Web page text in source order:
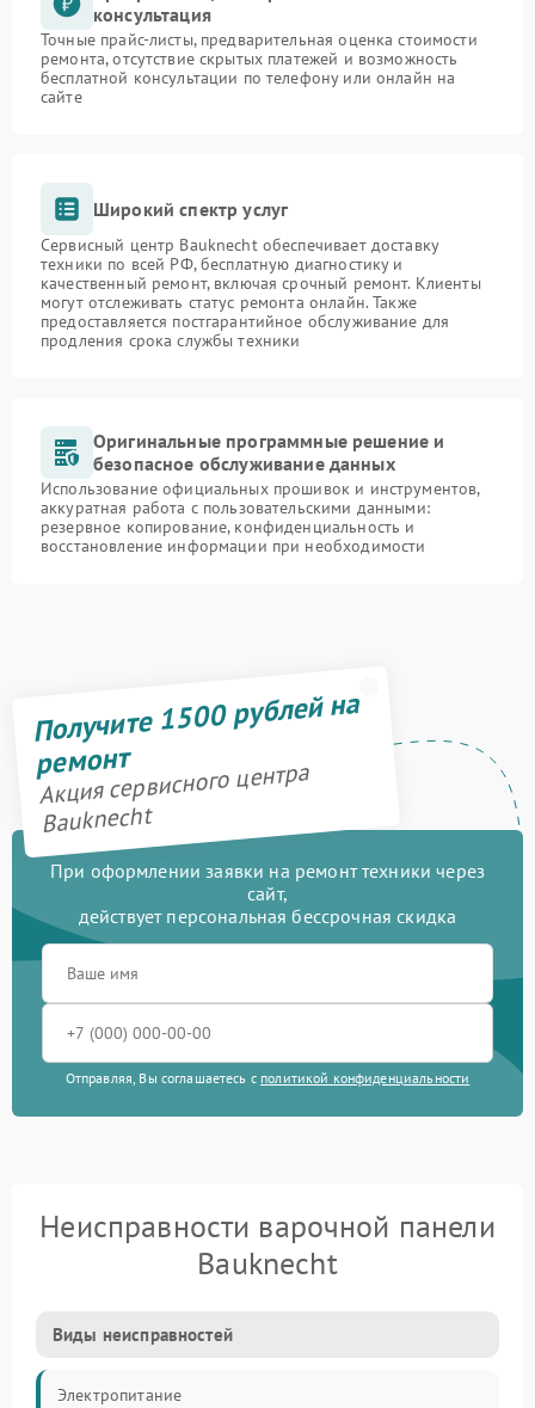
консультация
Точные прайс-листы, предварительная оценка стоимости
ремонта, отсутствие скрытых платежей и возможность
бесплатной консультации по телефону или онлайн на
сайте
Широкий спектр услуг
Сервисный центр Bauknecht обеспечивает доставку
техники по всей РФ, бесплатную диагностику и
качественный ремонт, включая срочный ремонт. Клиенты
могут отслеживать статус ремонта онлайн. Также
предоставляется постгарантийное обслуживание для
продления срока службы техники
Оригинальные программные решение и
безопасное обслуживание данных
Использование официальных прошивок и инструментов,
аккуратная работа с пользовательскими данными:
резервное копирование, конфиденциальность и
восстановление информации при необходимости
Получите 1500 рублей на
ремонт
Акция сервисного центра
Bauknecht
При оформлении заявки на ремонт техники через
сайт,
действует персональная бессрочная скидка
Отправляя, Вы соглашаетесь с политикой конфиденциальности
Неисправности варочной панели
Bauknecht
Виды неисправностей
Электропитание